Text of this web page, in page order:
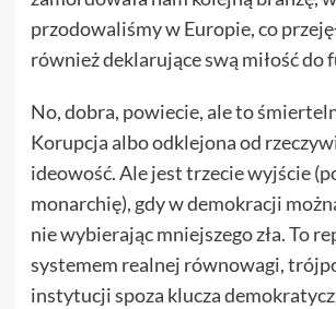
przodowaliśmy w Europie, co
również deklarujące swą miłość do
No, dobra, powiecie, ale to
Korupcja albo odklejona od
ideowość. Ale jest trzecie wyjście
monarchię), gdy w demokracji
nie wybierając mniejszego zła. To
systemem realnej równowagi,
instytucji spoza klucza